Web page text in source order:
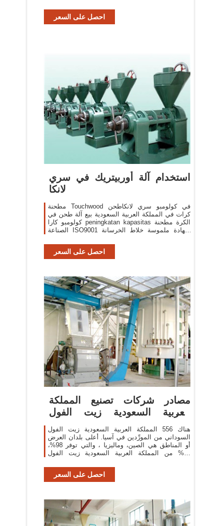
احصل على السعر
استخدام آلة أوربيتريك في سري
لانكا
مطحنة Touchwood في كولومبو سري لانكاطحن
كرات في المملكة العربية السعودية بيع آلة طحن في
كولومبو كارا peningkatan kapasitas الكرة مطحنة
الصناعة ISO9001 شهادة ملموسة خلاط الخرسانة
احصل على السعر
مصادر شركات تصنيع المملكة
العربية السعودية زيت الفول
هناك 556 المملكة العربية السعودية زيت الفول
السوداني من المورِّدين في آسيا. أعلى بلدان العرض
أو المناطق هي الصين، وماليزيا ، والتي توفر 98%،
و1% من المملكة العربية السعودية زيت الفول
احصل على السعر